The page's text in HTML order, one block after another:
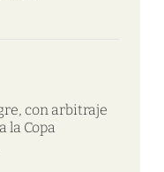
con arbitraje
la Copa